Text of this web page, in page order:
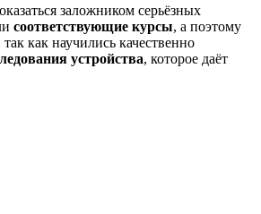
заложником серьёзных
соответствующие курсы, а поэтому
как научились качественно
устройства, которое даёт